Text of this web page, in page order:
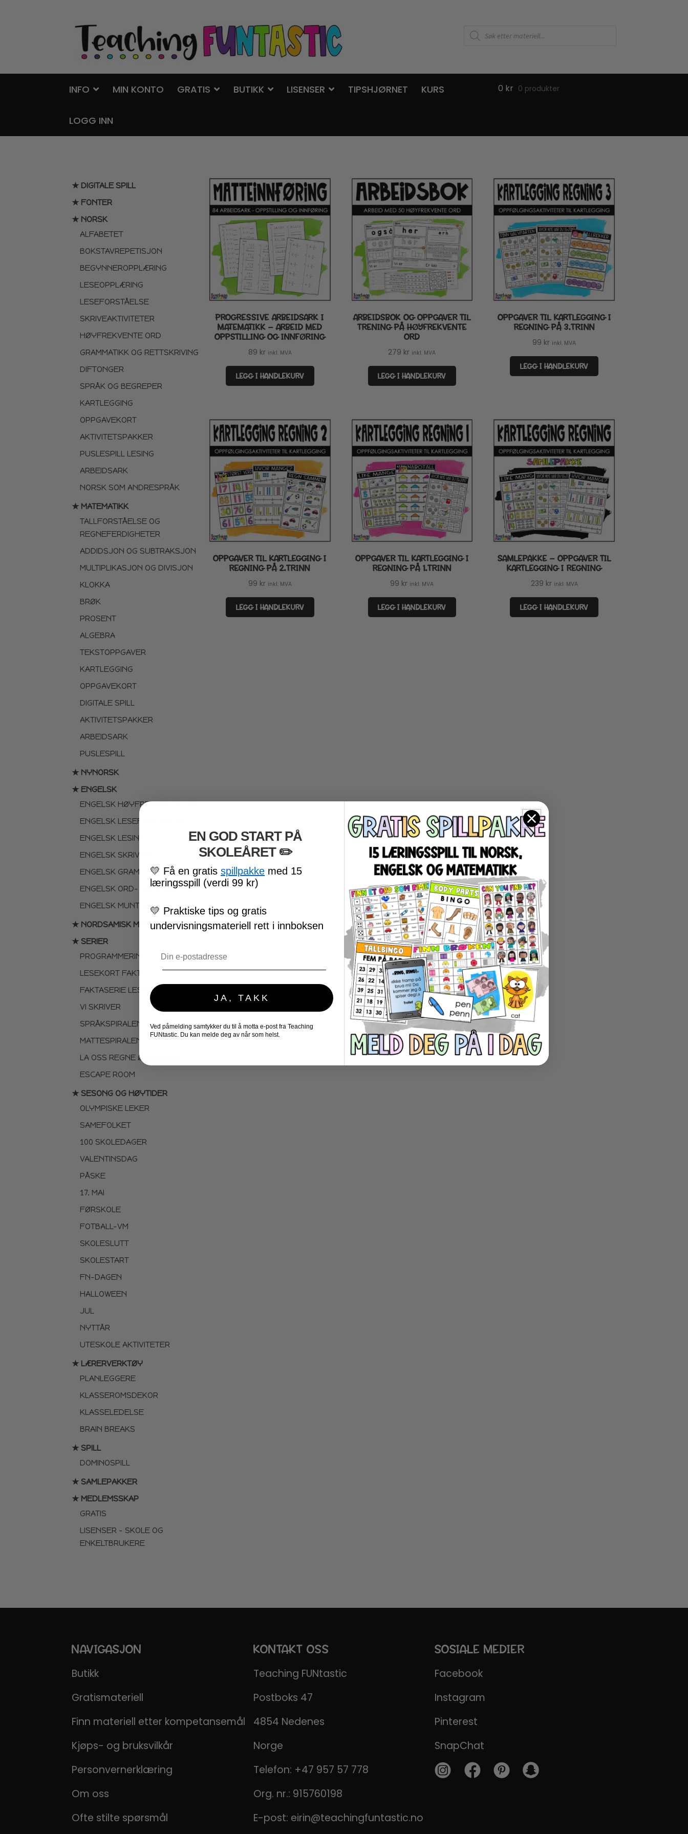
Hopp
navigasjon
Hopp
innhold
Products
search
INFO MIN KONTO GRATIS BUTIKK LISENSER TIPSHJØRNET KURS
LOGG INN
0 kr 0 produkter
★ DIGITALE SPILL
★ FONTER
★ NORSK
ALFABETET
BOKSTAVREPETISJON
BEGYNNEROPPLÆRING
LESEOPPLÆRING
LESEFORSTÅELSE
SKRIVEAKTIVITETER
HØYFREKVENTE ORD
GRAMMATIKK OG RETTSKRIVING
DIFTONGER
SPRÅK OG BEGREPER
KARTLEGGING
OPPGAVEKORT
AKTIVITETSPAKKER
PUSLESPILL LESING
ARBEIDSARK
NORSK SOM ANDRESPRÅK
★ MATEMATIKK
TALLFORSTÅELSE OG
REGNEFERDIGHETER
ADDIDSJON OG SUBTRAKSJON
MULTIPLIKASJON OG DIVISJON
KLOKKA
BRØK
PROSENT
ALGEBRA
TEKSTOPPGAVER
KARTLEGGING
OPPGAVEKORT
DIGITALE SPILL
AKTIVITETSPAKKER
ARBEIDSARK
PUSLESPILL
★ NYNORSK
★ ENGELSK
ENGELSK HØYFREKVENTE ORD
ENGELSK LESEFORSTÅELSE
ENGELSK LESING
ENGELSK SKRIVING
ENGELSK GRAMATIKK
ENGELSK ORD- OG BEGREPER
ENGELSK MUNTLIG
★ NORDSAMISK MATERIELL
★ SERIER
PROGRAMMERING
LESEKORT FAKTA
FAKTASERIE LESING
VI SKRIVER
SPRÅKSPIRALEN
MATTESPIRALEN
LA OSS REGNE ØVEBØKER
ESCAPE ROOM
★ SESONG OG HØYTIDER
OLYMPISKE LEKER
SAMEFOLKET
100 SKOLEDAGER
VALENTINSDAG
PÅSKE
17. MAI
FØRSKOLE
FOTBALL-VM
SKOLESLUTT
SKOLESTART
FN-DAGEN
HALLOWEEN
JUL
NYTTÅR
UTESKOLE AKTIVITETER
★ LÆRERVERKTØY
PLANLEGGERE
KLASSEROMSDEKOR
KLASSELEDELSE
BRAIN BREAKS
★ SPILL
DOMINOSPILL
★ SAMLEPAKKER
★ MEDLEMSSKAP
GRATIS
LISENSER – SKOLE OG
ENKELTBRUKERE
PROGRESSIVE ARBEIDSARK I
MATEMATIKK – ARBEID MED
OPPSTILLING OG INNFØRING
89 kr inkl. MVA
LEGG I HANDLEKURV
ARBEIDSBOK OG OPPGAVER TIL
TRENING PÅ HØYFREKVENTE
ORD
279 kr inkl. MVA
LEGG I HANDLEKURV
OPPGAVER TIL KARTLEGGING I
REGNING PÅ 3.TRINN
99 kr inkl. MVA
LEGG I HANDLEKURV
OPPGAVER TIL KARTLEGGING I
REGNING PÅ 2.TRINN
99 kr inkl. MVA
LEGG I HANDLEKURV
OPPGAVER TIL KARTLEGGING I
REGNING PÅ 1.TRINN
99 kr inkl. MVA
LEGG I HANDLEKURV
SAMLEPAKKE – OPPGAVER TIL
KARTLEGGING I REGNING
239 kr inkl. MVA
LEGG I HANDLEKURV
NAVIGASJON
Butikk
Gratismateriell
Finn materiell etter kompetansemål
Kjøps- og bruksvilkår
Personvernerklæring
Om oss
Ofte stilte spørsmål
KONTAKT OSS
Teaching FUNtastic
Postboks 47
4854 Nedenes
Norge
Telefon: +47 957 57 778
Org. nr.: 915760198
E-post: eirin@teachingfuntastic.no
SOSIALE MEDIER
Facebook
Instagram
Pinterest
SnapChat
EN GOD START PÅ
SKOLEÅRET​ ✏️
💛 Få en gratis spillpakke med 15
læringsspill (verdi 99 kr)
💛 Praktiske tips og gratis
undervisningsmateriell rett i innboksen
JA, TAKK
Ved påmelding samtykker du til å motta e-post fra Teaching
FUNtastic. Du kan melde deg av når som helst.